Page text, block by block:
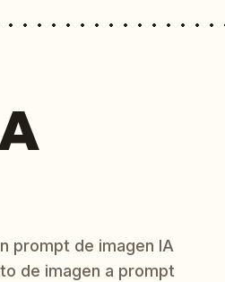
prompt de imagen IA
de imagen a prompt